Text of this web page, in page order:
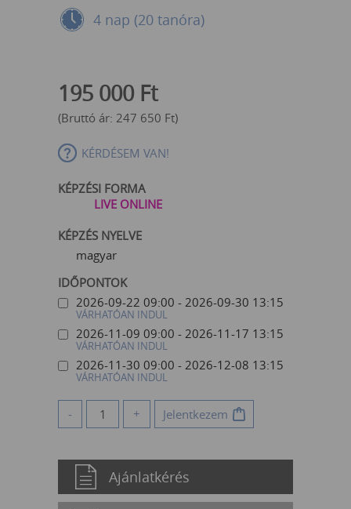
4 nap (20 tanóra)
195 000 Ft
(Bruttó ár: 247 650 Ft)
KÉRDÉSEM VAN!
KÉPZÉSI FORMA
LIVE ONLINE
KÉPZÉS NYELVE
magyar
IDŐPONTOK
2026-09-22 09:00 - 2026-09-30 13:15
VÁRHATÓAN INDUL
2026-11-09 09:00 - 2026-11-17 13:15
VÁRHATÓAN INDUL
2026-11-30 09:00 - 2026-12-08 13:15
VÁRHATÓAN INDUL
- + Jelentkezem
Ajánlatkérés